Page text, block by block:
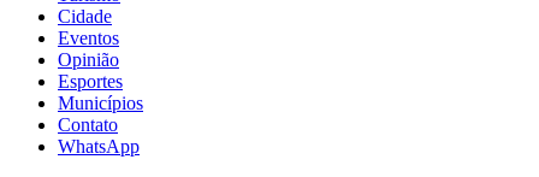
Cidade
Eventos
Opinião
Esportes
Municípios
Contato
WhatsApp